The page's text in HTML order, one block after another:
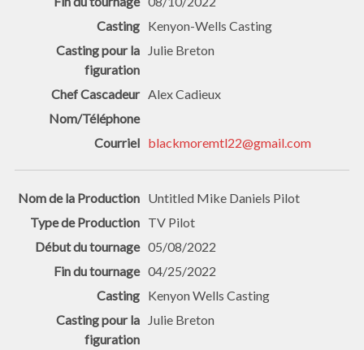
Kenyon-Wells Casting
Julie Breton
Alex Cadieux
blackmoremtl22@gmail.com
Untitled Mike Daniels Pilot
TV Pilot
05/08/2022
04/25/2022
Kenyon Wells Casting
Julie Breton